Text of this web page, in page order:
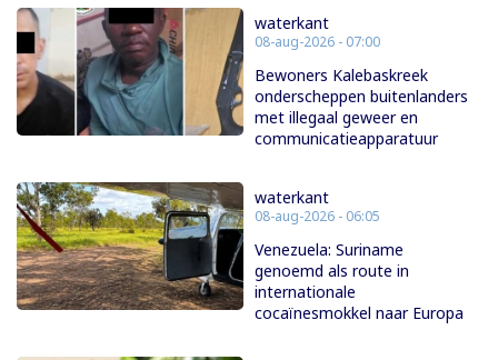
waterkant
08-aug-2026 - 07:00
Bewoners Kalebaskreek
onderscheppen buitenlanders
met illegaal geweer en
communicatieapparatuur
waterkant
08-aug-2026 - 06:05
Venezuela: Suriname
genoemd als route in
internationale
cocaïnesmokkel naar Europa